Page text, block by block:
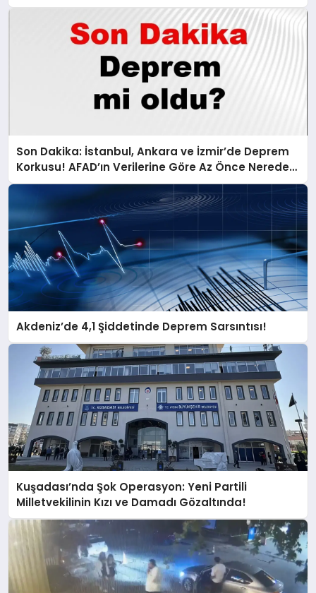
Son Dakika: İstanbul, Ankara ve İzmir’de Deprem
Korkusu! AFAD’ın Verilerine Göre Az Önce Nerede
Sarsıntı Oldu?
Akdeniz’de 4,1 Şiddetinde Deprem Sarsıntısı!
Kuşadası’nda Şok Operasyon: Yeni Partili
Milletvekilinin Kızı ve Damadı Gözaltında!